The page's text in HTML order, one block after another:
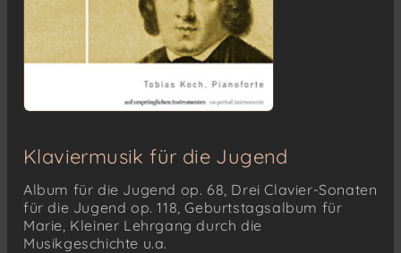
Klaviermusik für die Jugend
Album für die Jugend op. 68, Drei Clavier-Sonaten
für die Jugend op. 118, Geburtstagsalbum für
Marie, Kleiner Lehrgang durch die
Musikgeschichte u.a.